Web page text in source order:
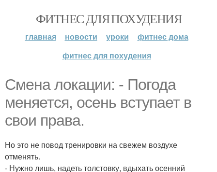
ФИТНЕС ДЛЯ ПОХУДЕНИЯ
главная новости уроки
фитнес дома
фитнес для похудения
Смена локации: - Погода
меняется, осень вступает в
свои права.
Но это не повод тренировки на свежем воздухе
отменять.
- Нужно лишь, надеть толстовку, вдыхать осенний